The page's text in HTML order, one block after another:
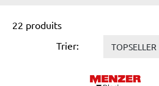
22 produits
Trier: